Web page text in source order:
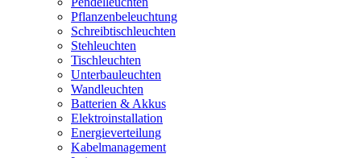
Pflanzenbeleuchtung
Schreibtischleuchten
Stehleuchten
Tischleuchten
Unterbauleuchten
Wandleuchten
Batterien & Akkus
Elektroinstallation
Energieverteilung
Kabelmanagement